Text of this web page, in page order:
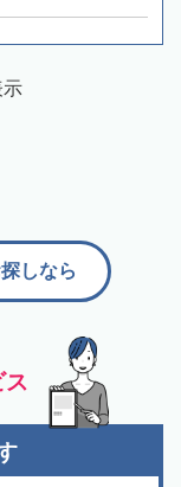
示
しなら